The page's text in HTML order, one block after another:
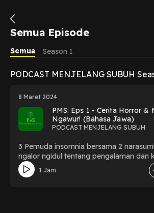
Semua Episode
Semua
Season 1
PODCAST MENJELANG SUBUH
8 Maret 2024
PMS: Eps 1 - Cerita Horror &
Ngawur! (Bahasa Jawa)
PODCAST MENJELANG SUBUH
3 Pemuda insomnia bersama 2
ngalor ngidul tentang pengalaman dan
apakah hal seperti itu nyata? entahlah,
bersama!
1 Jam